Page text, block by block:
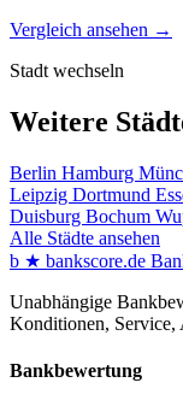
Vergleich ansehen →
Stadt wechseln
Weitere
Berlin Hamburg
Leipzig Dortmund
Duisburg Bochum
Alle Städte ansehen
b ★ bankscore.de
Unabhängige
Konditionen, Service,
Bankbewertung